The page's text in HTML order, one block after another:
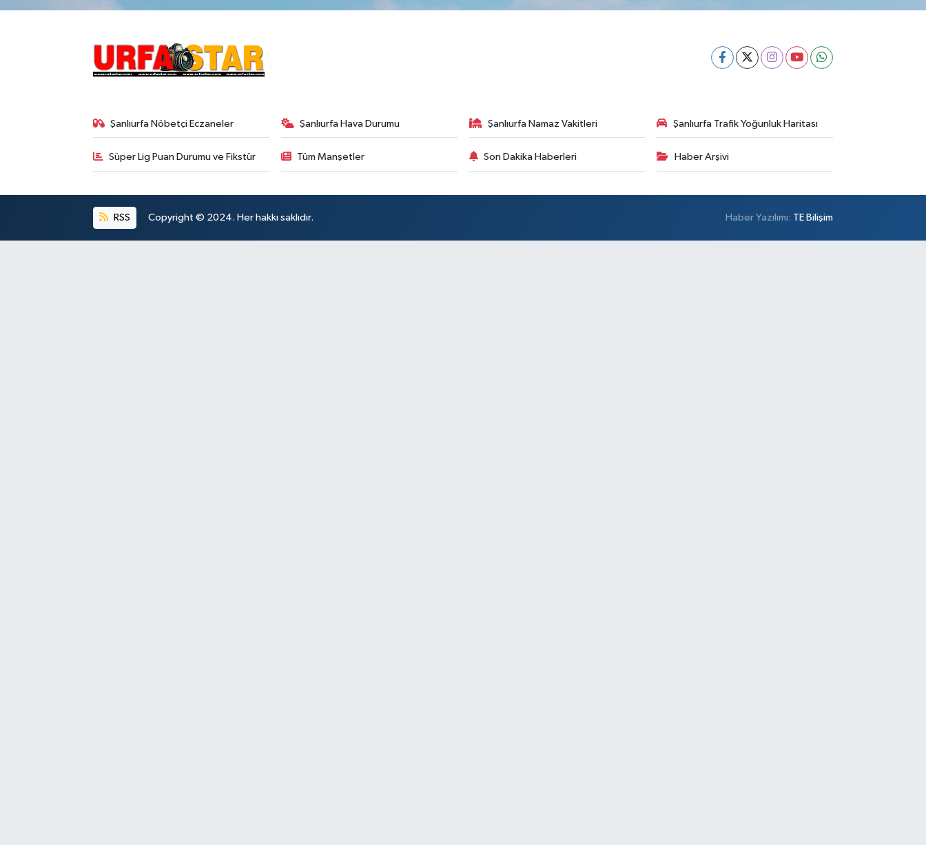
Şanlıurfa Nöbetçi Eczaneler Şanlıurfa Hava Durumu Şanlıurfa Namaz Vakitleri Şanlıurfa Trafik Yoğunluk Haritası
Süper Lig Puan Durumu ve Fikstür Tüm Manşetler Son Dakika Haberleri Haber Arşivi
RSS Copyright © 2024. Her hakkı saklıdır. Haber Yazılımı: TE Bilişim